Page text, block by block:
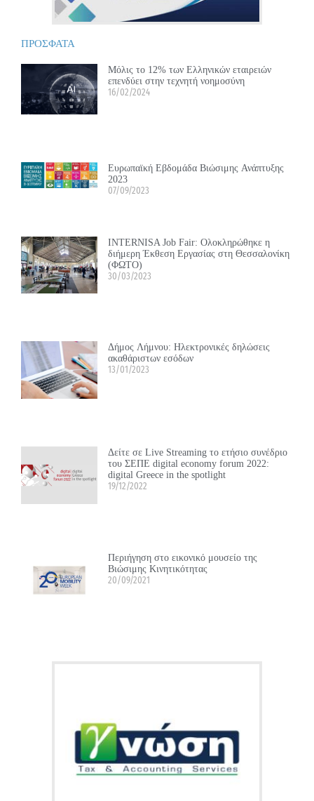
ΠΡΟΣΦΑΤΑ
Μόλις το 12% των Ελληνικών εταιρειών
επενδύει στην τεχνητή νοημοσύνη
16/02/2024
Ευρωπαϊκή Εβδομάδα Βιώσιμης Ανάπτυξης
2023
07/09/2023
INTERNISA Job Fair: Ολοκληρώθηκε η
διήμερη Έκθεση Εργασίας στη Θεσσαλονίκη
(ΦΩΤΟ)
30/03/2023
Δήμος Λήμνου: Ηλεκτρονικές δηλώσεις
ακαθάριστων εσόδων
13/01/2023
Δείτε σε Live Streaming το ετήσιο συνέδριο
του ΣΕΠΕ digital economy forum 2022:
digital Greece in the spotlight
19/12/2022
Περιήγηση στο εικονικό μουσείο της
Βιώσιμης Κινητικότητας
20/09/2021